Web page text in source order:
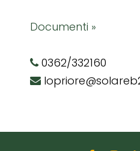
Documenti »
0362/332160